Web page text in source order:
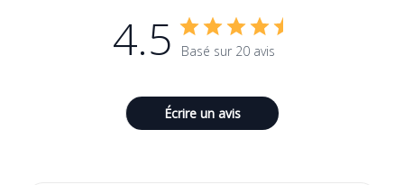
4.5 Basé sur 20 avis
Écrire un avis